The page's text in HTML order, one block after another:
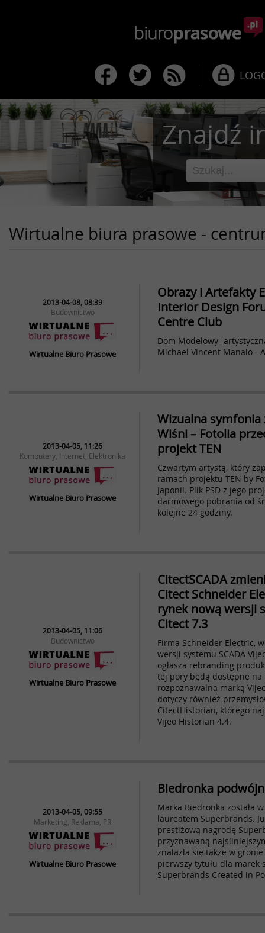
Znajdź
Wirtualne biura prasowe -
2013-04-08, 08:39
Budownictwo
Wirtualne Biuro Prasowe
Obrazy i Artefakty
Interior Design
Centre Club
Dom Modelowy -
Michael Vincent Manalo -
2013-04-05, 11:26
Komputery, Internet, Elektronika
Wirtualne Biuro Prasowe
Wizualna symfonia
Wiśni – Fotolia
projekt TEN
Czwartym artystą, który
ramach projektu TEN by
Japonii. Plik PSD z jego
darmowego pobrania od
kolejne 24 godziny.
2013-04-05, 11:06
Budownictwo
Wirtualne Biuro Prasowe
CitectSCADA
Citect Schneider
rynek nową wersji
Citect 7.3
Firma Schneider Electric,
wersji systemu SCADA
ogłasza rebranding
tej pory będą dostępne
rozpoznawalną marką
dotyczy również
CitectHistorian, którego
Vijeo Historian 4.4.
2013-04-05, 09:55
Marketing, Reklama, PR
Wirtualne Biuro Prasowe
Biedronka
Marka Biedronka została
laureatem Superbrands.
prestiżową nagrodę
przyznawaną
znalazła się także w
pierwszy tytułu dla marek
Superbrands Created in